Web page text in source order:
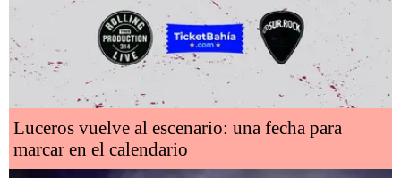
Luceros vuelve al escenario: una fecha para
marcar en el calendario